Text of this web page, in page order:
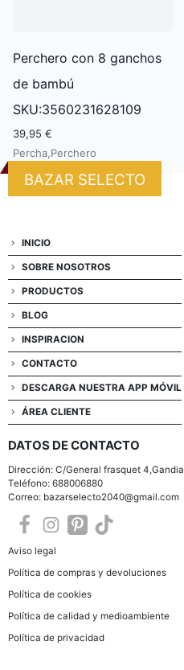
Perchero con 8 ganchos
de bambú
SKU:3560231628109
39,95 €
Percha,Perchero
BAZAR SELECTO
INICIO
SOBRE NOSOTROS
PRODUCTOS
BLOG
INSPIRACION
CONTACTO
DESCARGA NUESTRA APP MÓVIL
ÁREA CLIENTE
DATOS DE CONTACTO
Dirección: C/General frasquet 4,Gandia
Teléfono: 688006880
Correo: bazarselecto2040@gmail.com
Aviso legal
Política de compras y devoluciones
Política de cookies
Política de calidad y medioambiente
Política de privacidad